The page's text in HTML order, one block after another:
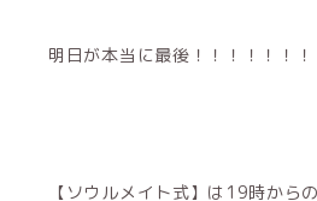
明日が本当に最後！！！！！！！
【ソウルメイト式】は19時から